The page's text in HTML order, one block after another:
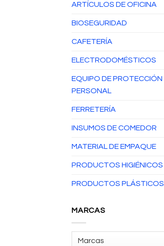
ARTÍCULOS DE OFICINA
BIOSEGURIDAD
CAFETERÍA
ELECTRODOMÉSTICOS
EQUIPO DE PROTECCIÓN
PERSONAL
FERRETERÍA
INSUMOS DE COMEDOR
MATERIAL DE EMPAQUE
PRODUCTOS HIGIÉNICOS
PRODUCTOS PLÁSTICOS
MARCAS